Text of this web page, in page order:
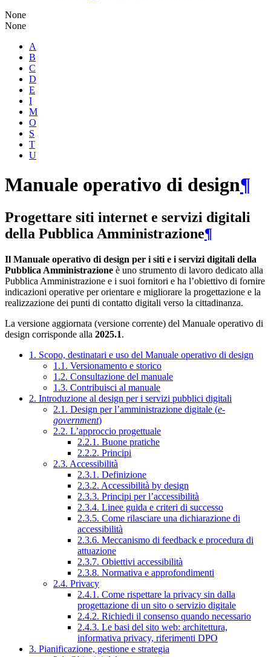
None
None
A
B
C
D
E
I
M
O
S
T
U
Manuale operativo di design¶
Progettare siti internet e servizi digitali
della Pubblica Amministrazione¶
Il Manuale operativo di design per i siti e i servizi digitali della
Pubblica Amministrazione è uno strumento di lavoro dedicato alla
Pubblica Amministrazione e i suoi fornitori e ha l’obiettivo di fornire
indicazioni operative per orientare e migliorare la progettazione e la
realizzazione dei punti di contatto digitali verso la cittadinanza.
La versione aggiornata (versione corrente) del Manuale operativo di
design corrisponde alla 2025.1.
1. Scopo, destinatari e uso del Manuale operativo di design
1.1. Versionamento e storico
1.2. Consultazione del manuale
1.3. Contribuisci al manuale
2. Introduzione al design per i servizi pubblici digitali
2.1. Design per l’amministrazione digitale (e-
government)
2.2. L’approccio progettuale
2.2.1. Buone pratiche
2.2.2. Principi
2.3. Accessibilità
2.3.1. Definizione
2.3.2. Accessibilità by design
2.3.3. Principi per l’accessibilità
2.3.4. Linee guida e criteri di successo
2.3.5. Come rilasciare una dichiarazione di
accessibilità
2.3.6. Meccanismo di feedback e procedura di
attuazione
2.3.7. Obiettivi accessibilità
2.3.8. Normativa e approfondimenti
2.4. Privacy
2.4.1. Come rispettare la privacy sin dalla
progettazione di un sito o servizio digitale
2.4.2. Richiedi il consenso quando necessario
2.4.3. Le basi del sito web: architettura,
informativa privacy, riferimenti DPO
3. Pianificazione, gestione e strategia